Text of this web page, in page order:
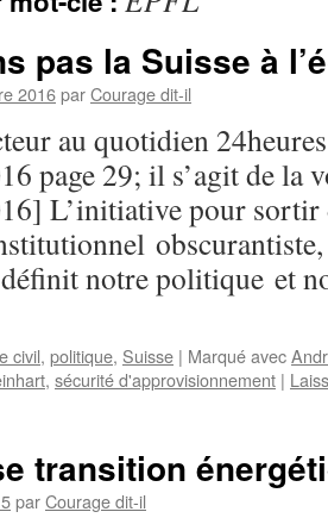
pas la Suisse à
2016parCourage dit-il
au quotidien
page 29; il s’agit de la
L’initiative pour sortir
notre politique et
civil, politique, Suisse | Marqué avec
, sécurité d'approvisionnement |
transition
parCourage dit-il